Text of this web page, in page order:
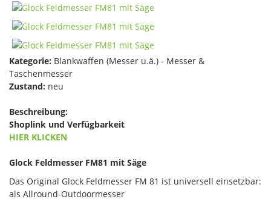
Kategorie: Blankwaffen (Messer u.ä.) - Messer &
Taschenmesser
Zustand: neu
Beschreibung:
Shoplink und Verfügbarkeit
HIER KLICKEN
Glock Feldmesser FM81 mit Säge
Das Original Glock Feldmesser FM 81 ist universell einsetzbar:
als Allround-Outdoormesser